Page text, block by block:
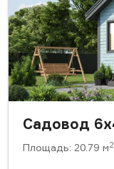
Садовод
Площадь: 20.79 м2